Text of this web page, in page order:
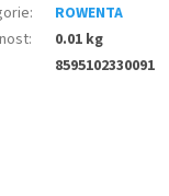
:
ROWENTA
:
0.01 kg
8595102330091